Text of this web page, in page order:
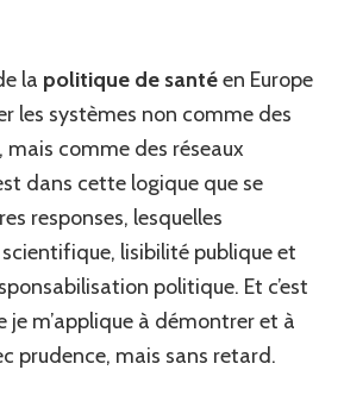
la politique de santéen Europe
les systèmes non comme des
mais comme des réseaux
dans cette logique que se
responses, lesquelles
lisibilité publique et
politique. Et c’est
je m’applique à démontrer et à
prudence, mais sans retard.